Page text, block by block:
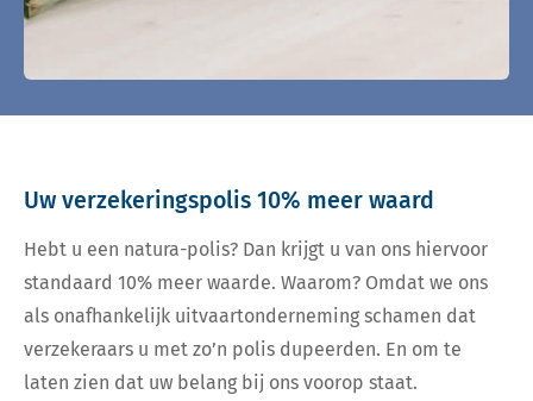
Uw verzekeringspolis 10% meer waard
Hebt u een natura-polis? Dan krijgt u van ons hiervoor
standaard 10% meer waarde. Waarom? Omdat we ons
als onafhankelijk uitvaartonderneming schamen dat
verzekeraars u met zo’n polis dupeerden. En om te
laten zien dat uw belang bij ons voorop staat.